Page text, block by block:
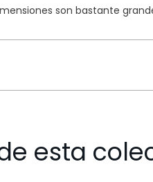
son bastante
esta